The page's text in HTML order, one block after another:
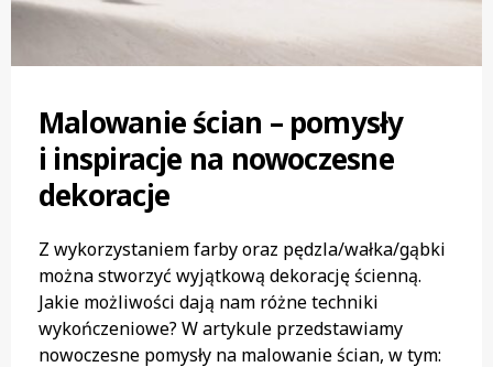
Malowanie ścian – pomysły
i inspiracje na nowoczesne
dekoracje
Z wykorzystaniem farby oraz pędzla/wałka/gąbki
można stworzyć wyjątkową dekorację ścienną.
Jakie możliwości dają nam różne techniki
wykończeniowe? W artykule przedstawiamy
nowoczesne pomysły na malowanie ścian, w tym: